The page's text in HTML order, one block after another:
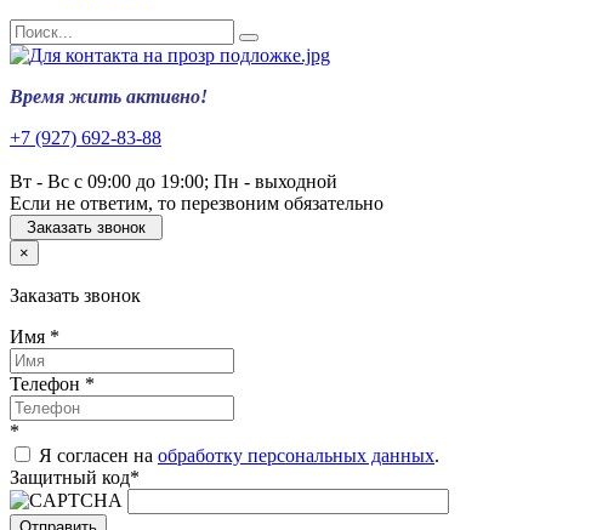
Время жить активно!
+7 (927) 692-83-88
Вт - Вс с 09:00 до 19:00; Пн - выходной
Если не ответим, то перезвоним обязательно
Заказать звонок
×
Заказать звонок
Имя *
Телефон *
*
Я согласен на обработку персональных данных.
Защитный код*